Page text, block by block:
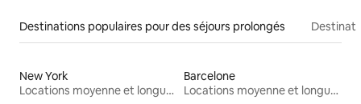
Destinations populaires pour des séjours prolongés
New York
Locations moyenne et longue durée
Barcelone
Locations moyenne et longue durée